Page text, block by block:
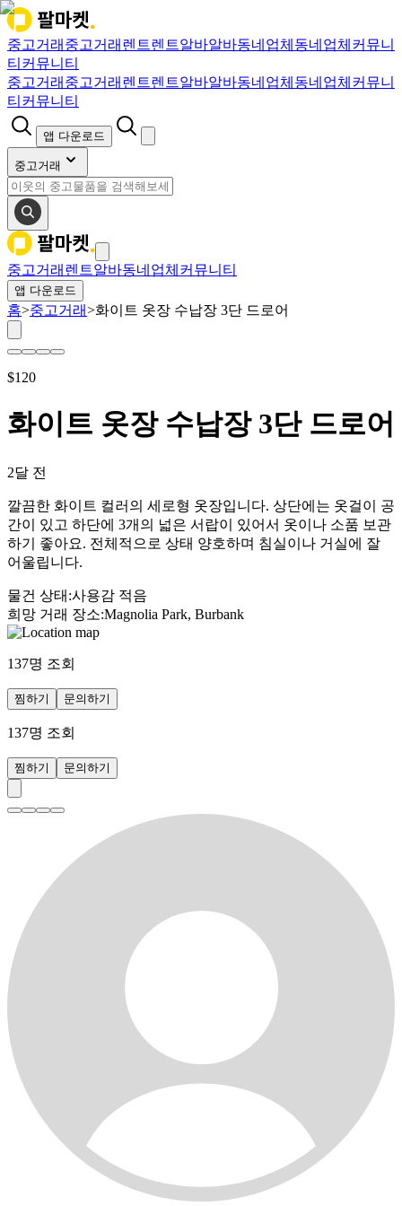
중고거래 중고거래 렌트렌트알바알바동네업체 동네업체 커뮤니
티 커뮤니티
중고거래 중고거래 렌트렌트알바알바동네업체 동네업체 커뮤니
티 커뮤니티
앱 다운로드
중고거래
중고거래 렌트알바동네업체 커뮤니티
앱 다운로드
홈>중고거래>화이트 옷장 수납장 3단 드로어
$120
화이트 옷장 수납장 3단 드로어
2달 전
깔끔한 화이트 컬러의 세로형 옷장입니다. 상단에는 옷걸이 공
간이 있고 하단에 3개의 넓은 서랍이 있어서 옷이나 소품 보관
하기 좋아요. 전체적으로 상태 양호하며 침실이나 거실에 잘
어울립니다.
물건 상태 :사용감 적음
희망 거래 장소:Magnolia Park, Burbank
137명 조회
찜하기 문의하기
137명 조회
찜하기 문의하기